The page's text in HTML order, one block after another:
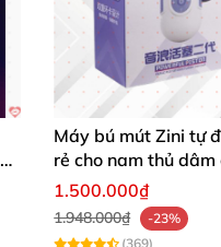
Máy bú mút Zini tự
rẻ cho nam thủ dâm
1.500.000₫
1.948.000₫
-23%
(369)